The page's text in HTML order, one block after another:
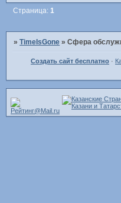
Страница:1
»TimeIsGone »Сфера
Создать сайт бесплатно ·